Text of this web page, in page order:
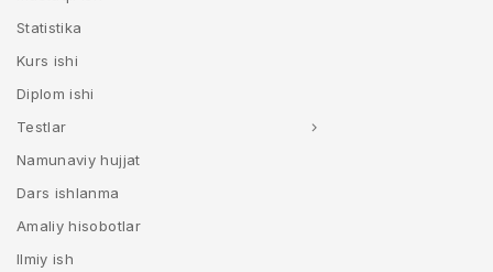
Statistika
Kurs ishi
Diplom ishi
Testlar
Namunaviy hujjat
Dars ishlanma
Amaliy hisobotlar
Ilmiy ish